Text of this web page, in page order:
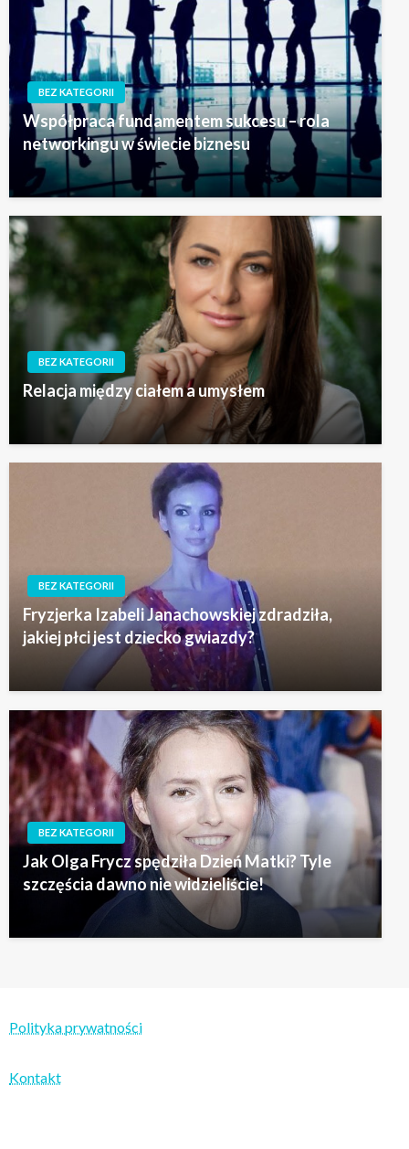
BEZ KATEGORII
Współpraca fundamentem sukcesu – rola
networkingu w świecie biznesu
BEZ KATEGORII
Relacja między ciałem a umysłem
BEZ KATEGORII
Fryzjerka Izabeli Janachowskiej zdradziła,
jakiej płci jest dziecko gwiazdy?
BEZ KATEGORII
Jak Olga Frycz spędziła Dzień Matki? Tyle
szczęścia dawno nie widzieliście!
Polityka prywatności
Kontakt